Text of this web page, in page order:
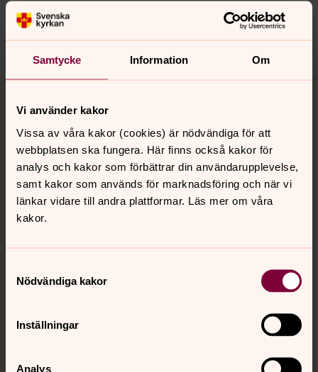
Samtycke Information Om
Vi använder kakor
Vissa av våra kakor (cookies) är nödvändiga för att
webbplatsen ska fungera. Här finns också kakor för
analys och kakor som förbättrar din användarupplevelse,
samt kakor som används för marknadsföring och när vi
länkar vidare till andra plattformar. Läs mer om våra
kakor.
Nödvändiga kakor
Inställningar
Analys
nora.tarnsjo.forsamling@svenskakyrkan.se
Dela
Tillbaka till toppen
Tillbaka till innehållet
Kontakt
Kalender